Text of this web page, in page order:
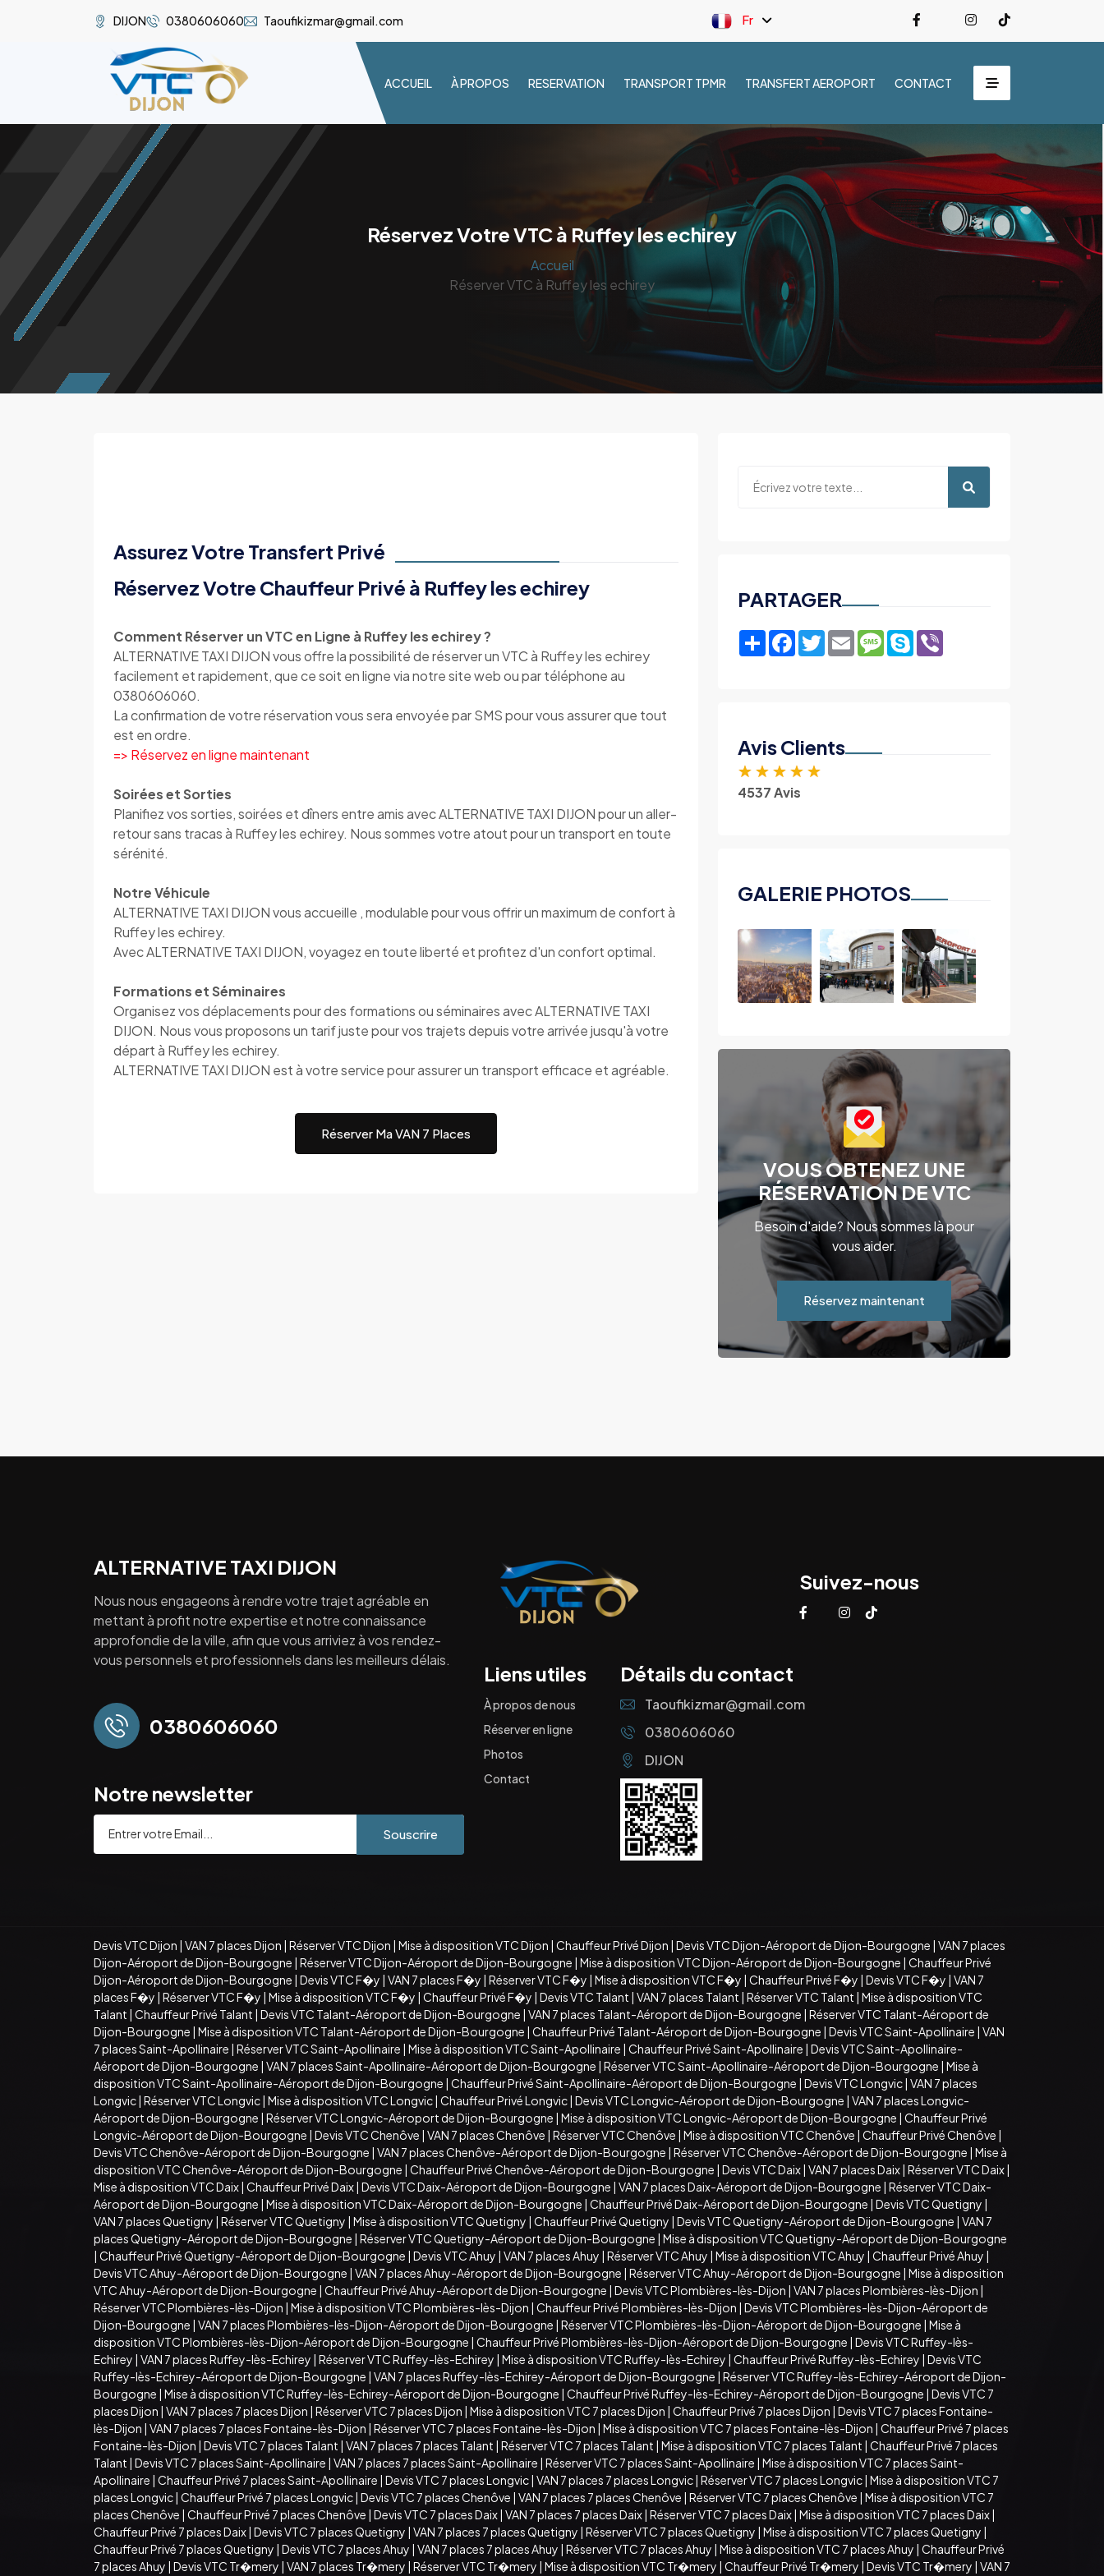
DIJON 0380606060 Taoufikizmar@gmail.com Fr
ACCUEIL À PROPOS RESERVATION TRANSPORT TPMR TRANSFERT AEROPORT CONTACT
Réservez Votre VTC à Ruffey les echirey
Accueil
Réserver VTC à Ruffey les echirey
Assurez Votre Transfert Privé
Réservez Votre Chauffeur Privé à Ruffey les echirey
Comment Réserver un VTC en Ligne à Ruffey les echirey ?
ALTERNATIVE TAXI DIJON vous offre la possibilité de réserver un VTC à Ruffey les echirey
facilement et rapidement, que ce soit en ligne via notre site web ou par téléphone au
0380606060.
La confirmation de votre réservation vous sera envoyée par SMS pour vous assurer que tout
est en ordre.
=> Réservez en ligne maintenant
Soirées et Sorties
Planifiez vos sorties, soirées et dîners entre amis avec ALTERNATIVE TAXI DIJON pour un aller-
retour sans tracas à Ruffey les echirey. Nous sommes votre atout pour un transport en toute
sérénité.
Notre Véhicule
ALTERNATIVE TAXI DIJON vous accueille , modulable pour vous offrir un maximum de confort à
Ruffey les echirey.
Avec ALTERNATIVE TAXI DIJON, voyagez en toute liberté et profitez d'un confort optimal.
Formations et Séminaires
Organisez vos déplacements pour des formations ou séminaires avec ALTERNATIVE TAXI
DIJON. Nous vous proposons un tarif juste pour vos trajets depuis votre arrivée jusqu'à votre
départ à Ruffey les echirey.
ALTERNATIVE TAXI DIJON est à votre service pour assurer un transport efficace et agréable.
Réserver Ma VAN 7 Places
PARTAGER
ShareFacebook
TwitterEmailMessage
Skype
Avis Clients
★ ★ ★ ★ ★
4537 Avis
GALERIE PHOTOS
VOUS OBTENEZ UNE
RÉSERVATION DE VTC
Besoin d'aide? Nous sommes là pour
vous aider.
Réservez maintenant
ALTERNATIVE TAXI DIJON
Nous nous engageons à rendre votre trajet agréable en
mettant à profit notre expertise et notre connaissance
approfondie de la ville, afin que vous arriviez à vos rendez-
vous personnels et professionnels dans les meilleurs délais.
0380606060
Notre newsletter
Souscrire
Suivez-nous
Liens utiles
À propos de nous
Réserver en ligne
Photos
Contact
Détails du contact
Taoufikizmar@gmail.com
0380606060
DIJON
Devis VTC Dijon | VAN 7 places Dijon | Réserver VTC Dijon | Mise à disposition VTC Dijon | Chauffeur Privé Dijon | Devis VTC Dijon-Aéroport de Dijon-Bourgogne | VAN 7 places
Dijon-Aéroport de Dijon-Bourgogne | Réserver VTC Dijon-Aéroport de Dijon-Bourgogne | Mise à disposition VTC Dijon-Aéroport de Dijon-Bourgogne | Chauffeur Privé
Dijon-Aéroport de Dijon-Bourgogne | Devis VTC F�y | VAN 7 places F�y | Réserver VTC F�y | Mise à disposition VTC F�y | Chauffeur Privé F�y | Devis VTC F�y | VAN 7
places F�y | Réserver VTC F�y | Mise à disposition VTC F�y | Chauffeur Privé F�y | Devis VTC Talant | VAN 7 places Talant | Réserver VTC Talant | Mise à disposition VTC
Talant | Chauffeur Privé Talant | Devis VTC Talant-Aéroport de Dijon-Bourgogne | VAN 7 places Talant-Aéroport de Dijon-Bourgogne | Réserver VTC Talant-Aéroport de
Dijon-Bourgogne | Mise à disposition VTC Talant-Aéroport de Dijon-Bourgogne | Chauffeur Privé Talant-Aéroport de Dijon-Bourgogne | Devis VTC Saint-Apollinaire | VAN
7 places Saint-Apollinaire | Réserver VTC Saint-Apollinaire | Mise à disposition VTC Saint-Apollinaire | Chauffeur Privé Saint-Apollinaire | Devis VTC Saint-Apollinaire-
Aéroport de Dijon-Bourgogne | VAN 7 places Saint-Apollinaire-Aéroport de Dijon-Bourgogne | Réserver VTC Saint-Apollinaire-Aéroport de Dijon-Bourgogne | Mise à
disposition VTC Saint-Apollinaire-Aéroport de Dijon-Bourgogne | Chauffeur Privé Saint-Apollinaire-Aéroport de Dijon-Bourgogne | Devis VTC Longvic| VAN 7 places
Longvic| Réserver VTC Longvic| Mise à disposition VTC Longvic| Chauffeur Privé Longvic| Devis VTC Longvic-Aéroport de Dijon-Bourgogne | VAN 7 places Longvic-
Aéroport de Dijon-Bourgogne | Réserver VTC Longvic-Aéroport de Dijon-Bourgogne | Mise à disposition VTC Longvic-Aéroport de Dijon-Bourgogne | Chauffeur Privé
Longvic-Aéroport de Dijon-Bourgogne | Devis VTC Chenôve | VAN 7 places Chenôve | Réserver VTC Chenôve | Mise à disposition VTC Chenôve | Chauffeur Privé Chenôve |
Devis VTC Chenôve-Aéroport de Dijon-Bourgogne | VAN 7 places Chenôve-Aéroport de Dijon-Bourgogne | Réserver VTC Chenôve-Aéroport de Dijon-Bourgogne | Mise à
disposition VTC Chenôve-Aéroport de Dijon-Bourgogne | Chauffeur Privé Chenôve-Aéroport de Dijon-Bourgogne | Devis VTC Daix| VAN 7 places Daix| Réserver VTC Daix|
Mise à disposition VTC Daix| Chauffeur Privé Daix| Devis VTC Daix-Aéroport de Dijon-Bourgogne | VAN 7 places Daix-Aéroport de Dijon-Bourgogne | Réserver VTC Daix-
Aéroport de Dijon-Bourgogne | Mise à disposition VTC Daix-Aéroport de Dijon-Bourgogne | Chauffeur Privé Daix-Aéroport de Dijon-Bourgogne | Devis VTC Quetigny |
VAN 7 places Quetigny | Réserver VTC Quetigny | Mise à disposition VTC Quetigny | Chauffeur Privé Quetigny | Devis VTC Quetigny-Aéroport de Dijon-Bourgogne | VAN 7
places Quetigny-Aéroport de Dijon-Bourgogne | Réserver VTC Quetigny-Aéroport de Dijon-Bourgogne | Mise à disposition VTC Quetigny-Aéroport de Dijon-Bourgogne
| Chauffeur Privé Quetigny-Aéroport de Dijon-Bourgogne | Devis VTC Ahuy | VAN 7 places Ahuy | Réserver VTC Ahuy | Mise à disposition VTC Ahuy | Chauffeur Privé Ahuy |
Devis VTC Ahuy-Aéroport de Dijon-Bourgogne | VAN 7 places Ahuy-Aéroport de Dijon-Bourgogne | Réserver VTC Ahuy-Aéroport de Dijon-Bourgogne | Mise à disposition
VTC Ahuy-Aéroport de Dijon-Bourgogne | Chauffeur Privé Ahuy-Aéroport de Dijon-Bourgogne | Devis VTC Plombières-lès-Dijon | VAN 7 places Plombières-lès-Dijon |
Réserver VTC Plombières-lès-Dijon | Mise à disposition VTC Plombières-lès-Dijon | Chauffeur Privé Plombières-lès-Dijon | Devis VTC Plombières-lès-Dijon-Aéroport de
Dijon-Bourgogne | VAN 7 places Plombières-lès-Dijon-Aéroport de Dijon-Bourgogne | Réserver VTC Plombières-lès-Dijon-Aéroport de Dijon-Bourgogne | Mise à
disposition VTC Plombières-lès-Dijon-Aéroport de Dijon-Bourgogne | Chauffeur Privé Plombières-lès-Dijon-Aéroport de Dijon-Bourgogne | Devis VTC Ruffey-lès-
Echirey | VAN 7 places Ruffey-lès-Echirey | Réserver VTC Ruffey-lès-Echirey | Mise à disposition VTC Ruffey-lès-Echirey | Chauffeur Privé Ruffey-lès-Echirey | Devis VTC
Ruffey-lès-Echirey-Aéroport de Dijon-Bourgogne | VAN 7 places Ruffey-lès-Echirey-Aéroport de Dijon-Bourgogne | Réserver VTC Ruffey-lès-Echirey-Aéroport de Dijon-
Bourgogne | Mise à disposition VTC Ruffey-lès-Echirey-Aéroport de Dijon-Bourgogne | Chauffeur Privé Ruffey-lès-Echirey-Aéroport de Dijon-Bourgogne | Devis VTC 7
places Dijon | VAN 7 places 7 places Dijon | Réserver VTC 7 places Dijon | Mise à disposition VTC 7 places Dijon | Chauffeur Privé 7 places Dijon | Devis VTC 7 places Fontaine-
lès-Dijon | VAN 7 places 7 places Fontaine-lès-Dijon | Réserver VTC 7 places Fontaine-lès-Dijon | Mise à disposition VTC 7 places Fontaine-lès-Dijon | Chauffeur Privé 7 places
Fontaine-lès-Dijon | Devis VTC 7 places Talant | VAN 7 places 7 places Talant | Réserver VTC 7 places Talant | Mise à disposition VTC 7 places Talant | Chauffeur Privé 7 places
Talant | Devis VTC 7 places Saint-Apollinaire | VAN 7 places 7 places Saint-Apollinaire | Réserver VTC 7 places Saint-Apollinaire | Mise à disposition VTC 7 places Saint-
Apollinaire | Chauffeur Privé 7 places Saint-Apollinaire | Devis VTC 7 places Longvic| VAN 7 places 7 places Longvic| Réserver VTC 7 places Longvic| Mise à disposition VTC 7
places Longvic| Chauffeur Privé 7 places Longvic| Devis VTC 7 places Chenôve | VAN 7 places 7 places Chenôve | Réserver VTC 7 places Chenôve | Mise à disposition VTC 7
places Chenôve | Chauffeur Privé 7 places Chenôve | Devis VTC 7 places Daix| VAN 7 places 7 places Daix| Réserver VTC 7 places Daix| Mise à disposition VTC 7 places Daix|
Chauffeur Privé 7 places Daix| Devis VTC 7 places Quetigny | VAN 7 places 7 places Quetigny | Réserver VTC 7 places Quetigny | Mise à disposition VTC 7 places Quetigny |
Chauffeur Privé 7 places Quetigny | Devis VTC 7 places Ahuy | VAN 7 places 7 places Ahuy | Réserver VTC 7 places Ahuy | Mise à disposition VTC 7 places Ahuy | Chauffeur Privé
7 places Ahuy | Devis VTC Tr�mery | VAN 7 places Tr�mery | Réserver VTC Tr�mery | Mise à disposition VTC Tr�mery | Chauffeur Privé Tr�mery | Devis VTC Tr�mery | VAN 7